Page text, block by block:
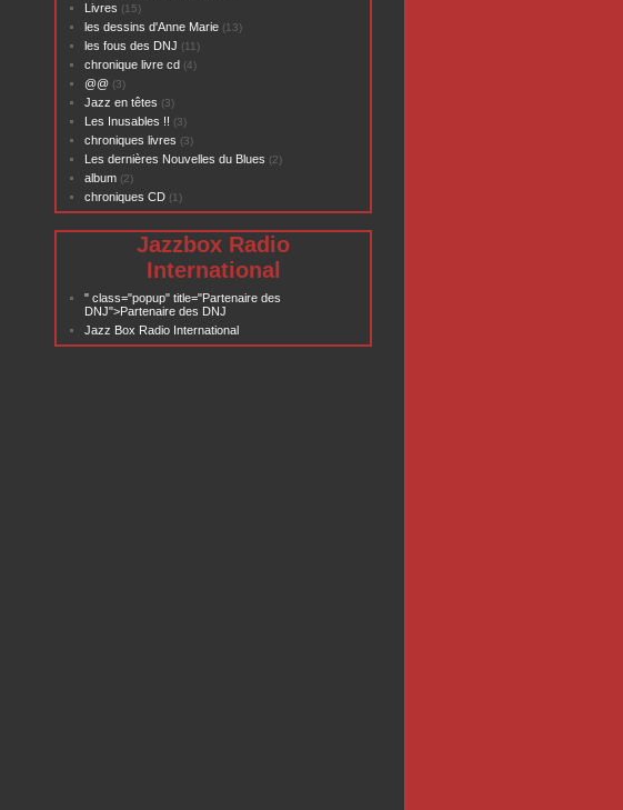
Livres (15)
les dessins d'Anne Marie (13)
les fous des DNJ (11)
chronique livre cd (4)
@@ (3)
Jazz en têtes (3)
Les Inusables !! (3)
chroniques livres (3)
Les dernières Nouvelles du Blues (2)
album (2)
chroniques CD (1)
Jazzbox Radio
International
" class="popup" title="Partenaire des
DNJ">Partenaire des DNJ
Jazz Box Radio International